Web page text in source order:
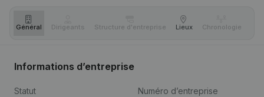
Général Dirigeants Structure d'entreprise Lieux Chronologie
Informations d’entreprise
Statut
Numéro d’entreprise